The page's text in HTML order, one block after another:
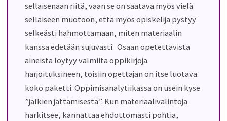
sellaisenaan riitä, vaan se on saatava myös vielä
sellaiseen muotoon, että myös opiskelija pystyy
selkeästi hahmottamaan, miten materiaalin
kanssa edetään sujuvasti. Osaan opetettavista
aineista löytyy valmiita oppikirjoja
harjoituksineen, toisiin opettajan on itse luotava
koko paketti. Oppimisanalytiikassa on usein kyse
”jälkien jättämisestä”. Kun materiaalivalintoja
harkitsee, kannattaa ehdottomasti pohtia,